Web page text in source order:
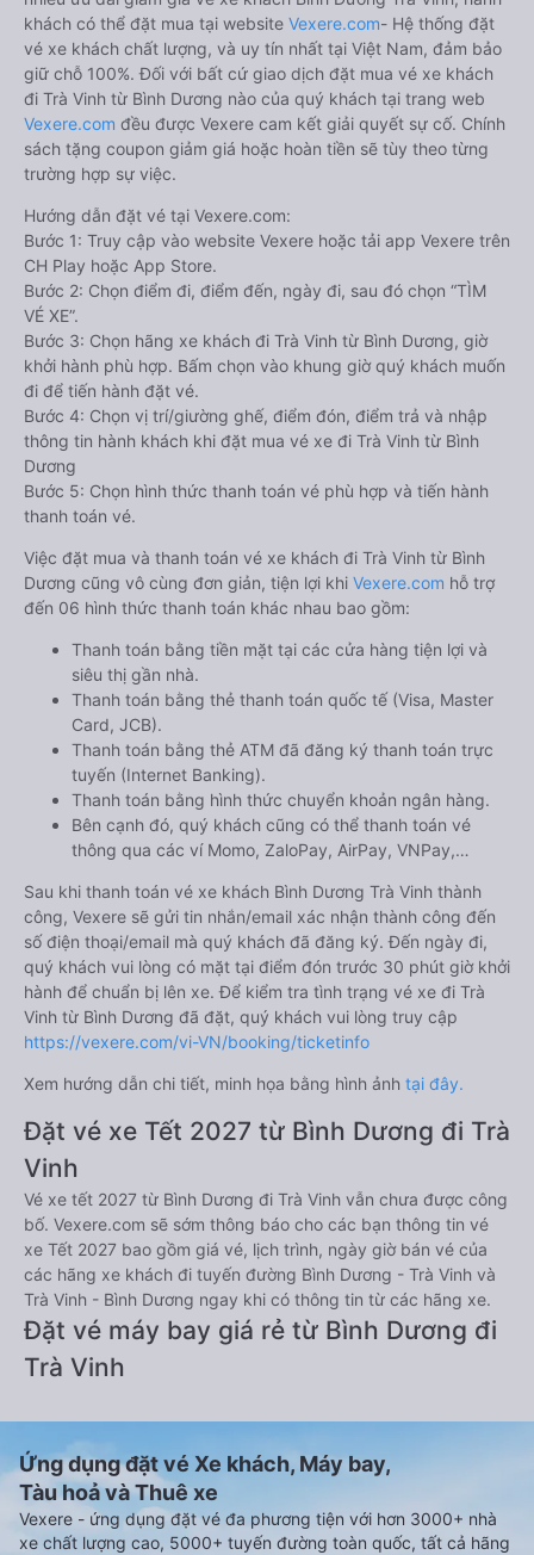
khách có thể đặt mua tại website Vexere.com- Hệ thống đặt
vé xe khách chất lượng, và uy tín nhất tại Việt Nam, đảm bảo
giữ chỗ 100%. Đối với bất cứ giao dịch đặt mua vé xe khách
đi Trà Vinh từ Bình Dương nào của quý khách tại trang web
Vexere.com đều được Vexere cam kết giải quyết sự cố. Chính
sách tặng coupon giảm giá hoặc hoàn tiền sẽ tùy theo từng
trường hợp sự việc.
Hướng dẫn đặt vé tại Vexere.com:
Bước 1: Truy cập vào website Vexere hoặc tải app Vexere trên
CH Play hoặc App Store.
Bước 2: Chọn điểm đi, điểm đến, ngày đi, sau đó chọn “TÌM
VÉ XE”.
Bước 3: Chọn hãng xe khách đi Trà Vinh từ Bình Dương, giờ
khởi hành phù hợp. Bấm chọn vào khung giờ quý khách muốn
đi để tiến hành đặt vé.
Bước 4: Chọn vị trí/giường ghế, điểm đón, điểm trả và nhập
thông tin hành khách khi đặt mua vé xe đi Trà Vinh từ Bình
Dương
Bước 5: Chọn hình thức thanh toán vé phù hợp và tiến hành
thanh toán vé.
Việc đặt mua và thanh toán vé xe khách đi Trà Vinh từ Bình
Dương cũng vô cùng đơn giản, tiện lợi khi Vexere.com hỗ trợ
đến 06 hình thức thanh toán khác nhau bao gồm:
Thanh toán bằng tiền mặt tại các cửa hàng tiện lợi và
siêu thị gần nhà.
Thanh toán bằng thẻ thanh toán quốc tế (Visa, Master
Card, JCB).
Thanh toán bằng thẻ ATM đã đăng ký thanh toán trực
tuyến (Internet Banking).
Thanh toán bằng hình thức chuyển khoản ngân hàng.
Bên cạnh đó, quý khách cũng có thể thanh toán vé
thông qua các ví Momo, ZaloPay, AirPay, VNPay,…
Sau khi thanh toán vé xe khách Bình Dương Trà Vinh thành
công, Vexere sẽ gửi tin nhắn/email xác nhận thành công đến
số điện thoại/email mà quý khách đã đăng ký. Đến ngày đi,
quý khách vui lòng có mặt tại điểm đón trước 30 phút giờ khởi
hành để chuẩn bị lên xe. Để kiểm tra tình trạng vé xe đi Trà
Vinh từ Bình Dương đã đặt, quý khách vui lòng truy cập
https://vexere.com/vi-VN/booking/ticketinfo
Xem hướng dẫn chi tiết, minh họa bằng hình ảnh tại đây.
Đặt vé xe Tết 2027 từ Bình Dương đi Trà
Vinh
Vé xe tết 2027 từ Bình Dương đi Trà Vinh vẫn chưa được công
bố. Vexere.com sẽ sớm thông báo cho các bạn thông tin vé
xe Tết 2027 bao gồm giá vé, lịch trình, ngày giờ bán vé của
các hãng xe khách đi tuyến đường Bình Dương - Trà Vinh và
Trà Vinh - Bình Dương ngay khi có thông tin từ các hãng xe.
Đặt vé máy bay giá rẻ từ Bình Dương đi
Trà Vinh
Ứng dụng đặt vé Xe khách, Máy bay,
Tàu hoả và Thuê xe
Vexere - ứng dụng đặt vé đa phương tiện với hơn 3000+ nhà
xe chất lượng cao, 5000+ tuyến đường toàn quốc, tất cả hãng